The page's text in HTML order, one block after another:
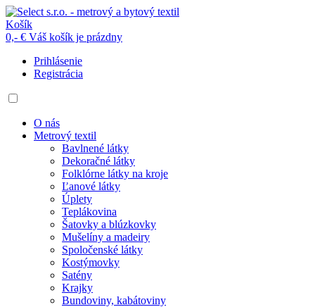
Košík
0,- € Váš košík je prázdny
Prihlásenie
Registrácia
O nás
Metrový textil
Bavlnené látky
Dekoračné látky
Folklórne látky na kroje
Ľanové látky
Úplety
Teplákovina
Šatovky a blúzkovky
Mušelíny a madeiry
Spoločenské látky
Kostýmovky
Satény
Krajky
Bundoviny, kabátoviny